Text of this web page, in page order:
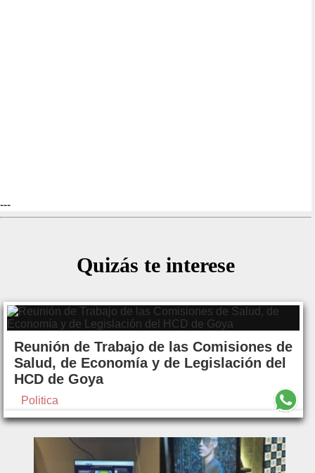
---
Quizás te interese
Reunión de Trabajo de las Comisiones de
Salud, de Economía y de Legislación del
HCD de Goya
Politica